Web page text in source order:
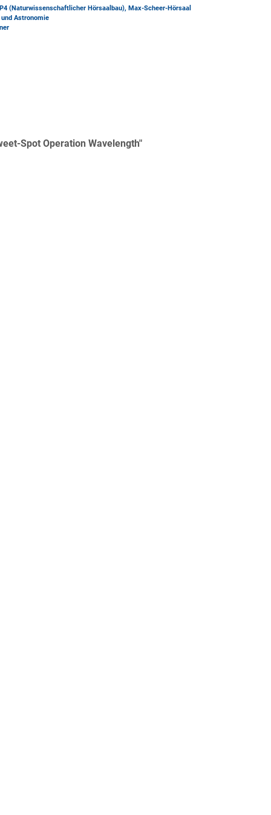
(Naturwissenschaftlicher Hörsaalbau), Max-Scheer-Hörsaal
Astronomie
Spot Operation Wavelength"